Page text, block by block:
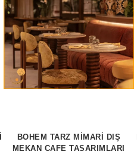
BOHEM TARZ MIMARI DIŞ
MEKAN CAFE TASARIMLARI